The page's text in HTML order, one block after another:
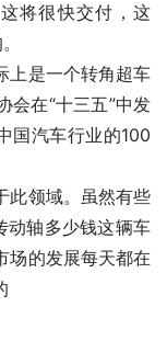
将很快交付，这
上是一个转角超车
会在“十三五”中发
国汽车行业的100
此领域。虽然有些
动轴多少钱这辆车
场的发展每天都在